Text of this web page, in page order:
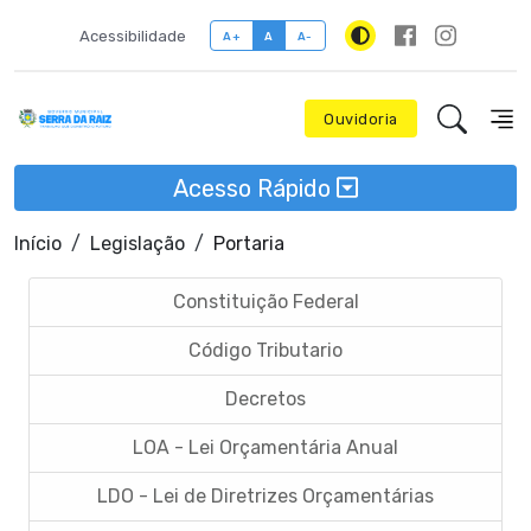
Acessibilidade A+ A A-
Ouvidoria
Acesso Rápido
Início Legislação Portaria
Constituição Federal
Código Tributario
Decretos
LOA - Lei Orçamentária Anual
LDO - Lei de Diretrizes Orçamentárias